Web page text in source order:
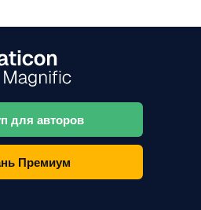
для авторов
Премиум